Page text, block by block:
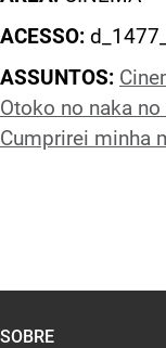
ACESSO:
ASSUNTOS:
Otoko no naka
Cumprirei minha
SOBRE